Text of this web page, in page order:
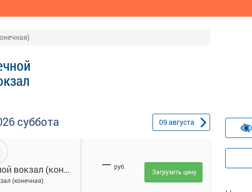
суббота 09 августа
Тольятти Речной вокзал (конечная)
(конечная)
— руб.
Загрузить цену